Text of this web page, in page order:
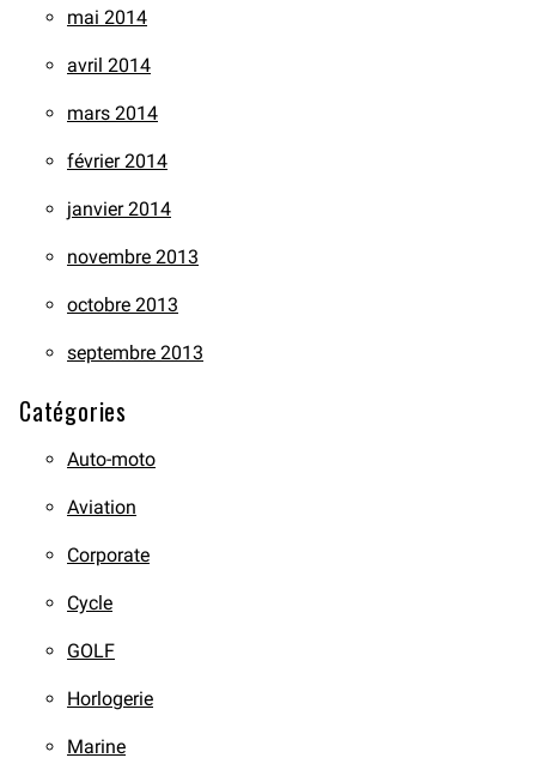
mai 2014
avril 2014
mars 2014
février 2014
janvier 2014
novembre 2013
octobre 2013
septembre 2013
Catégories
Auto-moto
Aviation
Corporate
Cycle
GOLF
Horlogerie
Marine